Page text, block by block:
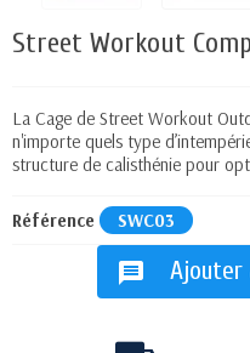
Street Workout
La Cage de Street Workout
n'importe quels type
structure de calisthénie pour
Référence SWC03
message Ajouter